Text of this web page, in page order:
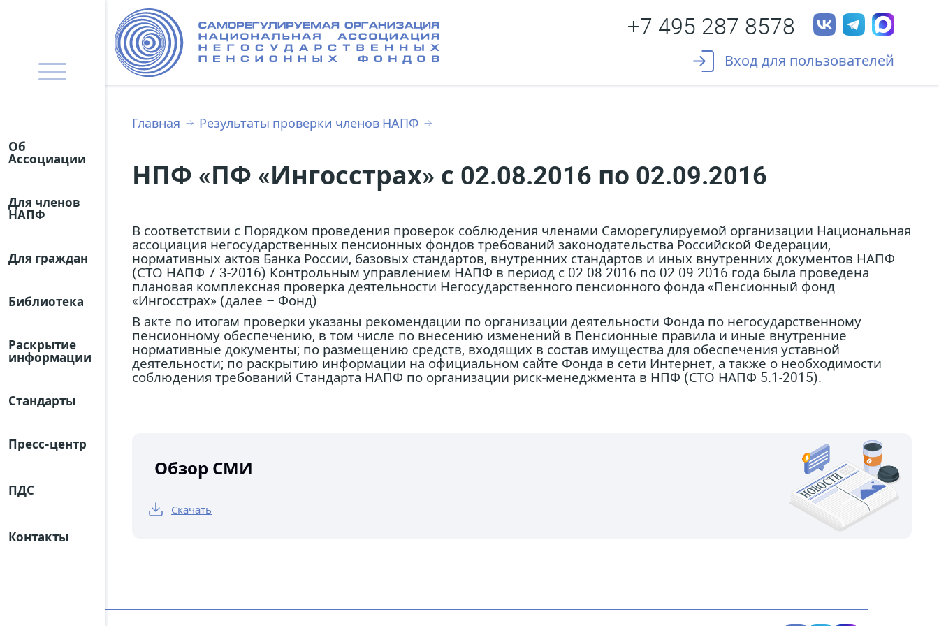
Об
Ассоциации
Для членов
НАПФ
Для граждан
Библиотека
Раскрытие
информации
Стандарты
Пресс-центр
ПДС
Контакты
+7 495 287 8578
Вход для пользователей
Главная Результаты проверки членов НАПФ
НПФ «ПФ «Ингосстрах» с 02.08.2016 по 02.09.2016
В соответствии с Порядком проведения проверок соблюдения членами Саморегулируемой организации Национальная
ассоциация негосударственных пенсионных фондов требований законодательства Российской Федерации,
нормативных актов Банка России, базовых стандартов, внутренних стандартов и иных внутренних документов НАПФ
(СТО НАПФ 7.3-2016) Контрольным управлением НАПФ в период с 02.08.2016 по 02.09.2016 года была проведена
плановая комплексная проверка деятельности Негосударственного пенсионного фонда «Пенсионный фонд
«Ингосстрах» (далее – Фонд).
В акте по итогам проверки указаны рекомендации по организации деятельности Фонда по негосударственному
пенсионному обеспечению, в том числе по внесению изменений в Пенсионные правила и иные внутренние
нормативные документы; по размещению средств, входящих в состав имущества для обеспечения уставной
деятельности; по раскрытию информации на официальном сайте Фонда в сети Интернет, а также о необходимости
соблюдения требований Стандарта НАПФ по организации риск-менеджмента в НПФ (СТО НАПФ 5.1-2015).
Обзор СМИ
Скачать